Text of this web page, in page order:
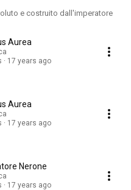
e costruito dall'imperatore
Aurea
17 years ago
Aurea
17 years ago
Nerone
17 years ago